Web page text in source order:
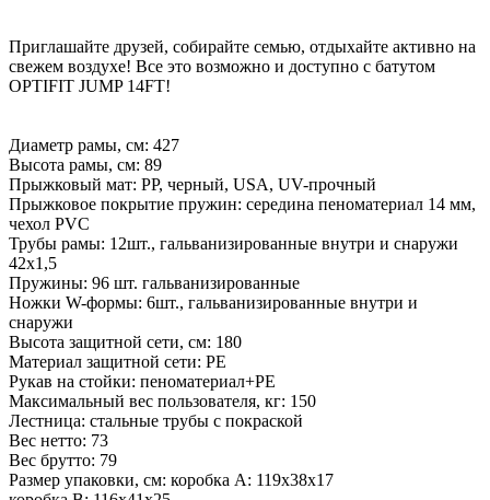
Приглашайте друзей, собирайте семью, отдыхайте активно на
свежем воздухе! Все это возможно и доступно с батутом
OPTIFIT JUMP 14FT!
Диаметр рамы, см: 427
Высота рамы, см: 89
Прыжковый мат: PP, черный, USA, UV-прочный
Прыжковое покрытие пружин: середина пеноматериал 14 мм,
чехол PVC
Трубы рамы: 12шт., гальванизированные внутри и снаружи
42х1,5
Пружины: 96 шт. гальванизированные
Ножки W-формы: 6шт., гальванизированные внутри и
снаружи
Высота защитной сети, см: 180
Материал защитной сети: PE
Рукав на стойки: пеноматериал+PE
Максимальный вес пользователя, кг: 150
Лестница: стальные трубы с покраской
Вес нетто: 73
Вес брутто: 79
Размер упаковки, см: коробка А: 119x38x17